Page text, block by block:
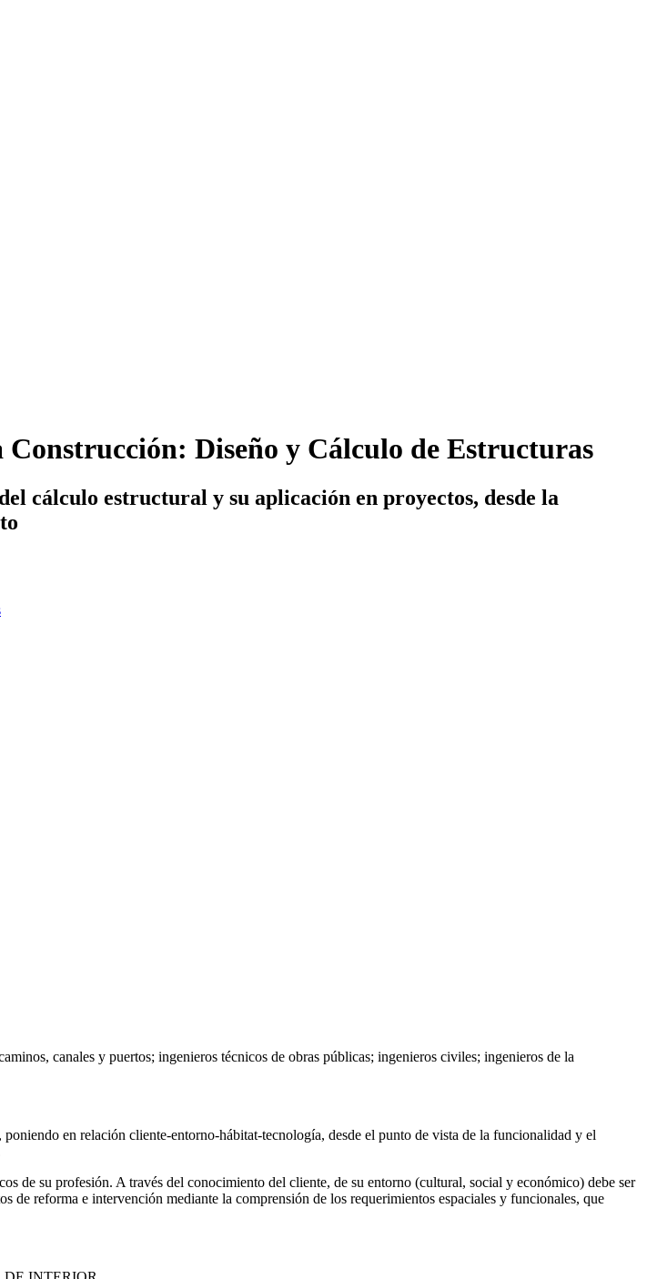
Diseño y Cálculo de Estructuras
cálculo estructural y su aplicación en proyectos, desde la
canales y puertos; ingenieros técnicos de obras públicas; ingenieros civiles; ingenieros de la
en relación cliente-entorno-hábitat-tecnología, desde el punto de vista de la funcionalidad y el
de su profesión. A través del conocimiento del cliente, de su entorno (cultural, social y económico) debe ser
de reforma e intervención mediante la comprensión de los requerimientos espaciales y funcionales, que